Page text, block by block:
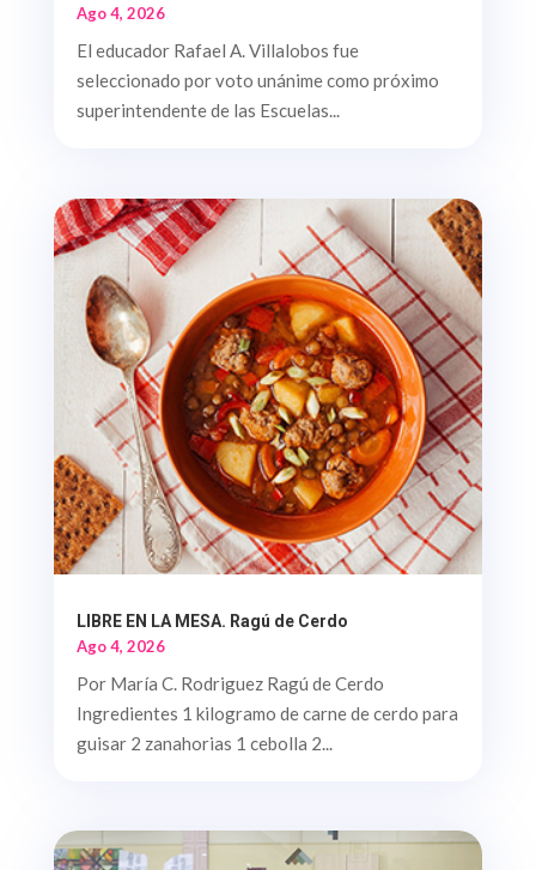
Ago 4, 2026
El educador Rafael A. Villalobos fue
seleccionado por voto unánime como próximo
superintendente de las Escuelas...
LIBRE EN LA MESA. Ragú de Cerdo
Ago 4, 2026
Por María C. Rodriguez Ragú de Cerdo
Ingredientes 1 kilogramo de carne de cerdo para
guisar 2 zanahorias 1 cebolla 2...